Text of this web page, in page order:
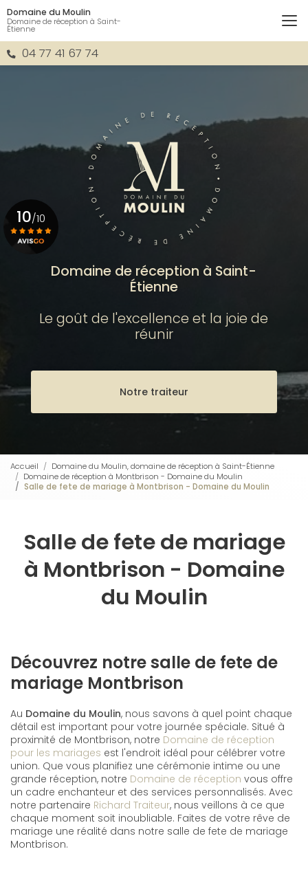
Aller
au
contenu
principal04 77 41 67 74
Domaine du Moulin
Domaine de réception à Saint-
Étienne
Domaine de réception à Saint-
Étienne
Le goût de l'excellence et la joie de
réunir
Notre traiteur
10/10
Accueil
Domaine du Moulin, domaine de réception à Saint-Étienne
Domaine de réception à Montbrison - Domaine du Moulin
Salle de fete de mariage à Montbrison - Domaine du Moulin
Salle de fete de mariage
à Montbrison - Domaine
du Moulin
Découvrez notre salle de fete de
mariage Montbrison
Au Domaine du Moulin, nous savons à quel point chaque
détail est important pour votre journée spéciale. Situé à
proximité de Montbrison, notre Domaine de réception
pour les mariages est l'endroit idéal pour célébrer votre
union. Que vous planifiez une cérémonie intime ou une
grande réception, notre Domaine de réception vous offre
un cadre enchanteur et des services personnalisés. Avec
notre partenaire Richard Traiteur, nous veillons à ce que
chaque moment soit inoubliable. Faites de votre rêve de
mariage une réalité dans notre salle de fete de mariage
Montbrison.